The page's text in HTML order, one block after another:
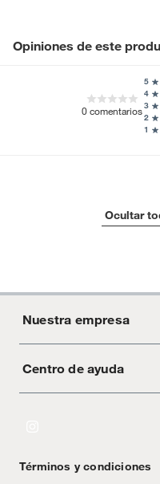
Opiniones de este
0comentarios
1
2
3
4
5
Ocultar
Nuestra empresa
Acerca de Crate
Centro de ayuda
Términos y condiciones